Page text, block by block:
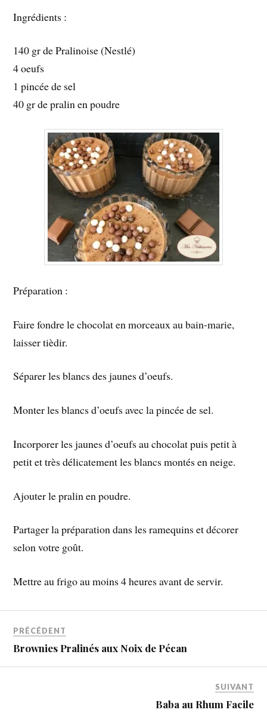
Ingrédients :
140 gr de Pralinoise (Nestlé)
4 oeufs
1 pincée de sel
40 gr de pralin en poudre
Préparation :
Faire fondre le chocolat en morceaux au bain-marie,
laisser tièdir.
Séparer les blancs des jaunes d’oeufs.
Monter les blancs d’oeufs avec la pincée de sel.
Incorporer les jaunes d’oeufs au chocolat puis petit à
petit et très délicatement les blancs montés en neige.
Ajouter le pralin en poudre.
Partager la préparation dans les ramequins et décorer
selon votre goût.
Mettre au frigo au moins 4 heures avant de servir.
PRÉCÉDENT
Brownies Pralinés aux Noix de Pécan
SUIVANT
Baba au Rhum Facile